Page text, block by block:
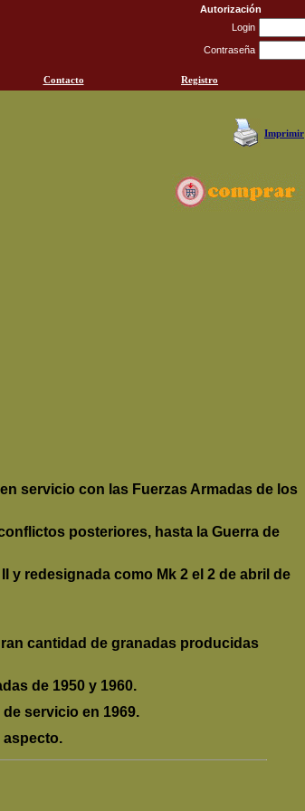
Autorización
Login
Contraseña
Contacto
Registro
Imprimir
servicio con las Fuerzas Armadas de los
posteriores, hasta la Guerra de
y redesignada como Mk 2 el 2 de abril de
cantidad de granadas producidas
de 1950 y 1960.
servicio en 1969.
aspecto.